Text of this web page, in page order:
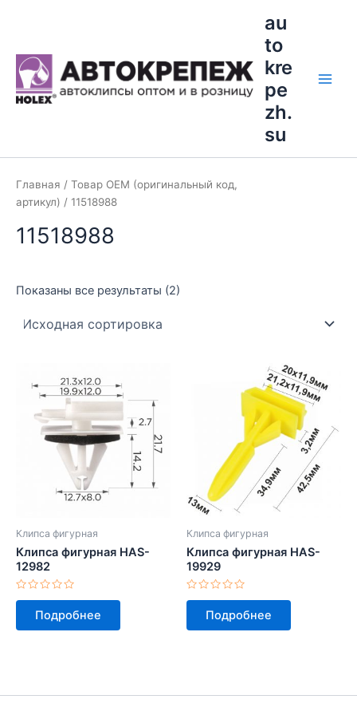
au
to
kre
pe
zh.
su
Главная / Товар OEM (оригинальный код,
артикул) / 11518988
11518988
Показаны все результаты (2)
Клипса фигурная
Клипса фигурная HAS-
12982
Оценка
5
Подробнее
Клипса фигурная
Клипса фигурная HAS-
19929
Оценка
5
Подробнее